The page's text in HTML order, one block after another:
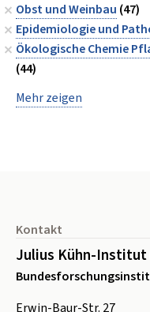
Obst und Weinbau (47)
Epidemiologie und
Ökologische Chemie
(44)
Mehr zeigen
Kontakt
Julius Kühn-Institut
Erwin-Baur-Str. 27